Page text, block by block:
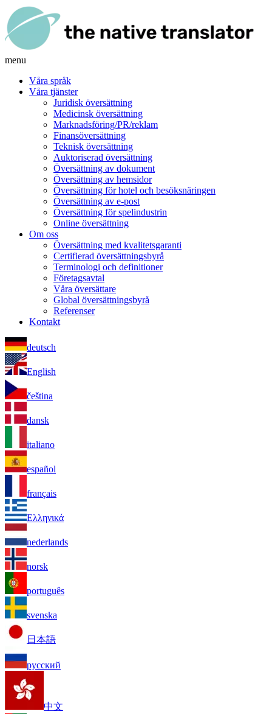
menu
Våra språk
Våra tjänster
Juridisk översättning
Medicinsk översättning
Marknadsföring/PR/reklam
Finansöversättning
Teknisk översättning
Auktoriserad översättning
Översättning av dokument
Översättning av hemsidor
Översättning för hotel och besöksnäringen
Översättning av e-post
Översättning för spelindustrin
Online översättning
Om oss
Översättning med kvalitetsgaranti
Certifierad översättningsbyrå
Terminologi och definitioner
Företagsavtal
Våra översättare
Global översättningsbyrå
Referenser
Kontakt
deutsch
English
čeština
dansk
italiano
español
français
Ελληνικά
nederlands
norsk
português
svenska
日本語
русский
中文